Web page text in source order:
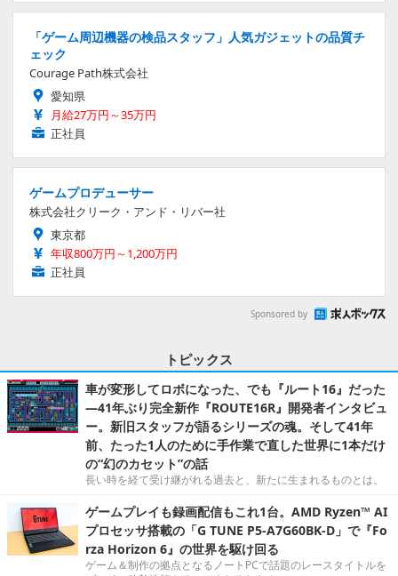
「ゲーム周辺機器の検品スタッフ」人気ガジェットの品質チ
ェック
Courage Path株式会社
愛知県
月給27万円～35万円
正社員
ゲームプロデューサー
株式会社クリーク・アンド・リバー社
東京都
年収800万円～1,200万円
正社員
Sponsored by
トピックス
車が変形してロボになった、でも『ルート16』だった
―41年ぶり完全新作『ROUTE16R』開発者インタビュ
ー。新旧スタッフが語るシリーズの魂。そして41年
前、たった1人のために手作業で直した世界に1本だけ
の“幻のカセット”の話
長い時を経て受け継がれる過去と、新たに生まれるものとは。
ゲームプレイも録画配信もこれ1台。AMD Ryzen™ AI
プロセッサ搭載の「G TUNE P5-A7G60BK-D」で『Fo
rza Horizon 6』の世界を駆け回る
ゲーム＆制作の拠点となるノートPCで話題のレースタイトルを